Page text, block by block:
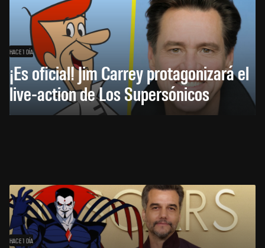
HACE 1 DÍA
¡Es oficial! Jim Carrey protagonizará el
live-action de Los Supersónicos
HACE 1 DÍA